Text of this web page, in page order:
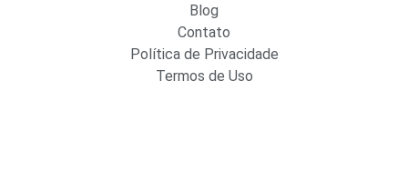
Blog
Contato
Política de Privacidade
Termos de Uso